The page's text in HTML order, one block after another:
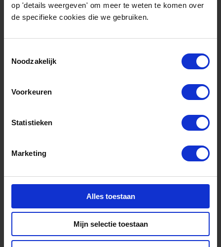
op 'details weergeven' om meer te weten te komen over
de specifieke cookies die we gebruiken.
Noodzakelijk
Voorkeuren
Statistieken
Marketing
Alles toestaan
Mijn selectie toestaan
Gerelateerde nieuwsberichten
juli 9, 2026
Eerste Kamer keurt
Groningenwet goed